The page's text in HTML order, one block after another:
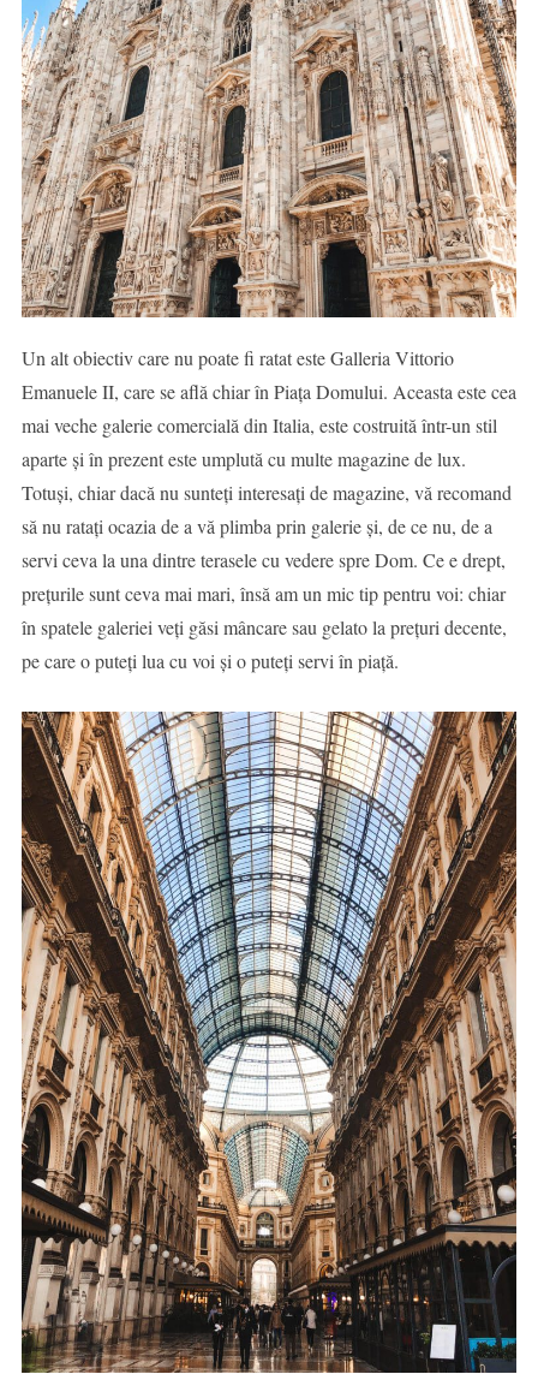
Un alt obiectiv care nu poate fi ratat este Galleria Vittorio
Emanuele II, care se află chiar în Piața Domului. Aceasta este cea
mai veche galerie comercială din Italia, este costruită într-un stil
aparte și în prezent este umplută cu multe magazine de lux.
Totuși, chiar dacă nu sunteți interesați de magazine, vă recomand
să nu ratați ocazia de a vă plimba prin galerie și, de ce nu, de a
servi ceva la una dintre terasele cu vedere spre Dom. Ce e drept,
prețurile sunt ceva mai mari, însă am un mic tip pentru voi: chiar
în spatele galeriei veți găsi mâncare sau gelato la prețuri decente,
pe care o puteți lua cu voi și o puteți servi în piață.